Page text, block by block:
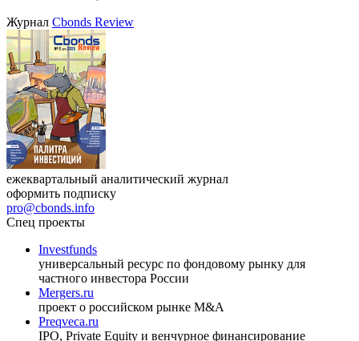
VIII международная конференция «Рынок капитала
Республики Узбекистан»
17.09.2026, Ташкент
ЖурналCbonds Review
оформить подписку
pro@cbonds.info
Спец проекты
Investfunds
универсальный ресурс по фондовому рынку для
частного инвестора России